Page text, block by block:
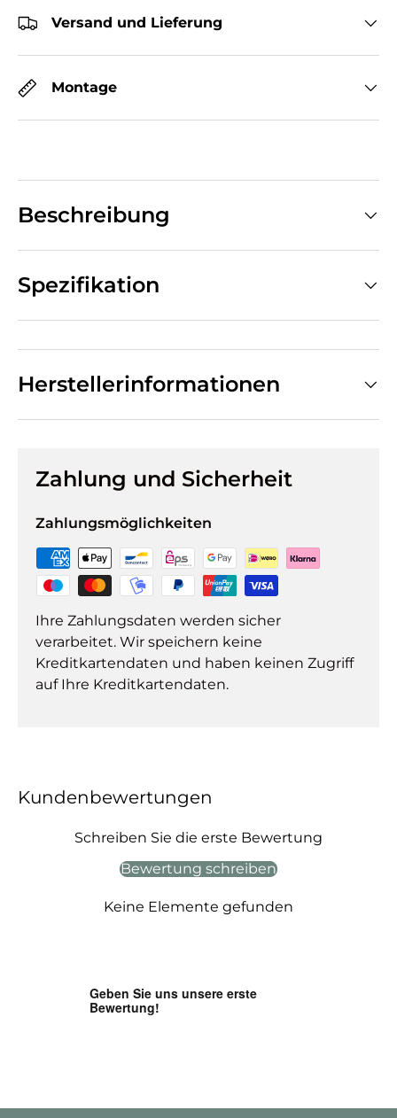
Versand und Lieferung
Montage
Beschreibung
Spezifikation
Herstellerinformationen
Zahlung und Sicherheit
Zahlungsmöglichkeiten
Ihre Zahlungsdaten werden sicher
verarbeitet. Wir speichern keine
Kreditkartendaten und haben keinen Zugriff
auf Ihre Kreditkartendaten.
Kundenbewertungen
Schreiben Sie die erste Bewertung
Bewertung schreiben
Keine Elemente gefunden